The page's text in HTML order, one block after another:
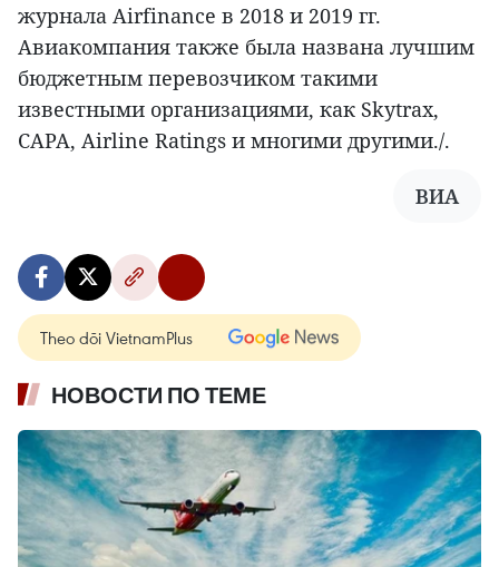
журнала Airfinance в 2018 и 2019 гг.
Авиакомпания также была названа лучшим
бюджетным перевозчиком такими
известными организациями, как Skytrax,
CAPA, Airline Ratings и многими другими./.
ВИА
Theo dõi VietnamPlus
НОВОСТИ ПО ТЕМЕ